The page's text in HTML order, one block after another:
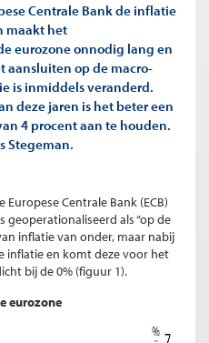
Centrale Bank de inflatie
maakt het
eurozone onnodig lang en
aansluiten op de macro-
is inmiddels veranderd.
deze jaren is het beter een
4 procent aan te houden.
Stegeman.
Europese Centrale Bank (ECB)
geoperationaliseerd als “op de
inflatie van onder, maar nabij
inflatie en komt deze voor het
bij de 0% (figuur 1).
eurozone